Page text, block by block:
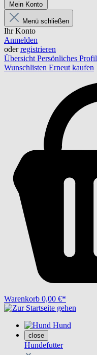
Mein Konto
Menü schließen
Ihr Konto
Anmelden
oderregistrieren
Übersicht Persönliches Profil
Wunschlisten Erneut kaufen
Warenkorb 0,00 €*
Hund
close
Hundefutter